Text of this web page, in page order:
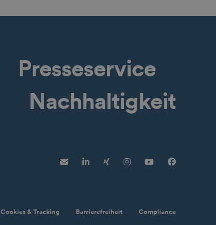
Presseservice
Nachhaltigkeit
Newsletter
LinkedIn
XINGInstagram
YouTube
Cookies & Tracking Barrierefreiheit Compliance